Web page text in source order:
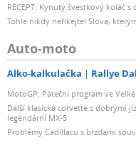
RECEPT: Kynutý švestkový koláč
Tohle nikdy neříkejte! Slova,
Auto-moto
Alko-kalkulačka Rallye
MotoGP: Páteční program ve
Další klasická corvette s dobrými
legendární MX-5
Problémy Cadillacu s brzdami